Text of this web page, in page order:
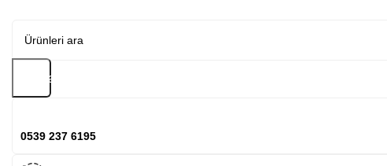
Arama
0539 237 6195